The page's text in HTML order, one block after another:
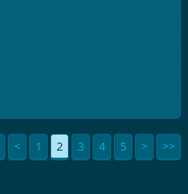
< 1 2 3 4 5 > >>